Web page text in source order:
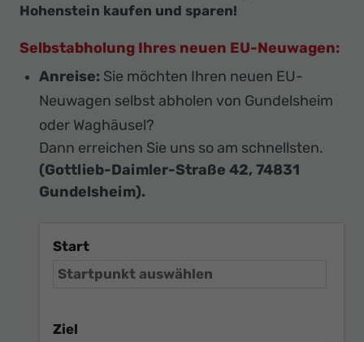
Hohenstein kaufen und sparen!
Selbstabholung Ihres neuen EU-Neuwagen:
Anreise: Sie möchten Ihren neuen EU-
Neuwagen selbst abholen von Gundelsheim
oder Waghäusel?
Dann erreichen Sie uns so am schnellsten.
(Gottlieb-Daimler-Straße 42, 74831
Gundelsheim).
Start
Ziel